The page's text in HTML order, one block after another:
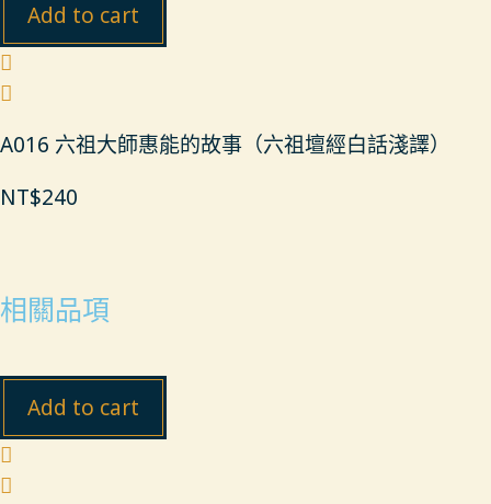
Add to cart
A016 六祖大師惠能的故事（六祖壇經白話淺譯）
NT$240
相關品項
Add to cart